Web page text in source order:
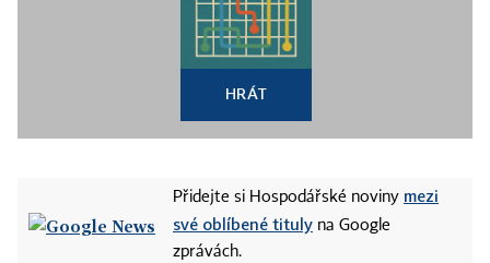
HRÁT
Přidejte si Hospodářské noviny mezi
své oblíbené tituly na Google
zprávách.